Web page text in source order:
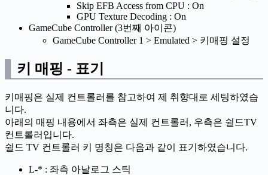
Skip EFB Access from CPU : On
GPU Texture Decoding : On
GameCube Controller (3번째 아이콘)
GameCube Controller 1 > Emulated > 키매핑 설정
키 매핑 - 표기
키매핑은 실제 컨트롤러를 참고하여 제 취향대로 세팅하였습
니다.
아래의 매핑 내용에서 좌측은 실제 컨트롤러, 우측은 쉴드TV
컨트롤러입니다.
쉴드 TV 컨트롤러 키 명칭은 다음과 같이 표기하였습니다.
L-* : 좌측 아날로그 스틱